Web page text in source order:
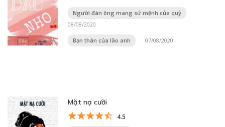
Người đàn ông mang sứ mệnh của quỷ
08/08/2020
Bạn thân của lão anh 07/08/2020
Mặt nạ cười
4.5